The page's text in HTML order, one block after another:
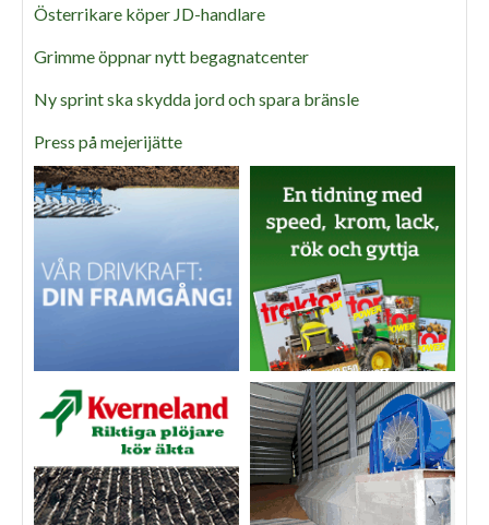
Österrikare köper JD-handlare
Grimme öppnar nytt begagnatcenter
Ny sprint ska skydda jord och spara bränsle
Press på mejerijätte